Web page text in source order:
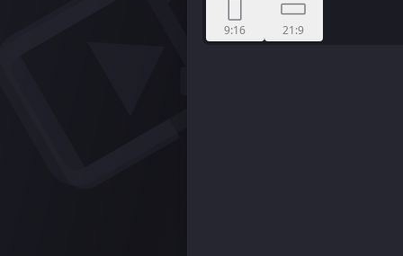
9:16 21:9